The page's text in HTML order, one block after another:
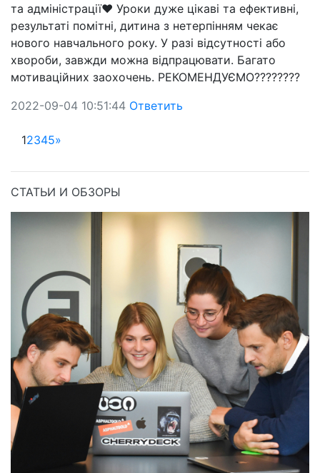
та адміністрації❤️ Уроки дуже цікаві та ефективні,
результаті помітні, дитина з нетерпінням чекає
нового навчального року. У разі відсутності або
хвороби, завжди можна відпрацювати. Багато
мотиваційних заохочень. РЕКОМЕНДУЄМО????????
2022-09-04 10:51:44 Ответить
12345»
СТАТЬИ И ОБЗОРЫ